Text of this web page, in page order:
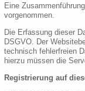
Eine
vorgenommen.
Die Erfassung dieser
DSGVO. Der
technisch fehlerfreien
hierzu müssen die
Registrierung auf